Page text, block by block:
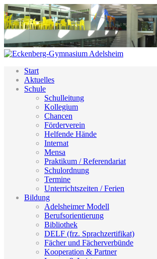
Start
Aktuelles
Schule
Schulleitung
Kollegium
Chancen
Förderverein
Helfende Hände
Internat
Mensa
Praktikum / Referendariat
Schulordnung
Termine
Unterrichtszeiten / Ferien
Bildung
Adelsheimer Modell
Berufsorientierung
Bibliothek
DELF (frz. Sprachzertifikat)
Fächer und Fächerverbünde
Kooperation & Partner